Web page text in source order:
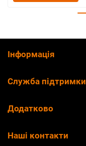
Інформація
Служба підтримки
Додатково
Наші контакти